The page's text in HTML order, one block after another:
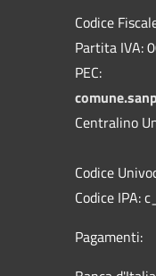
Codice
Partita IVA:
PEC:
Centralino
Codice
Codice IPA:
Pagamenti: